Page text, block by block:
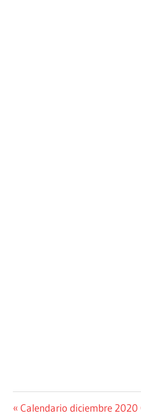
Post
Previous
Calendario diciembre